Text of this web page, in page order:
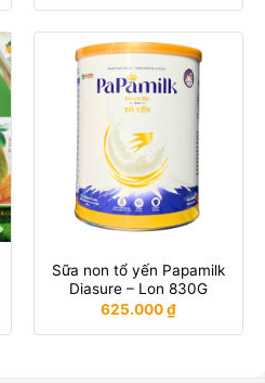
Sữa non tổ yến Papamilk
Diasure – Lon 830G
625.000₫